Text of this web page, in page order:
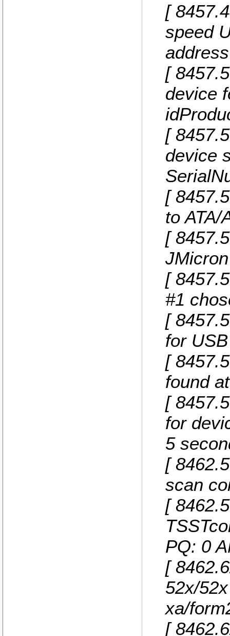
[
speed
[
device
[
device
[
to ATA/
[
JMicron
[
#1
[
for
[
found
[
for
5
[
scan
[
PQ: 0
[
52x/
xa/
[